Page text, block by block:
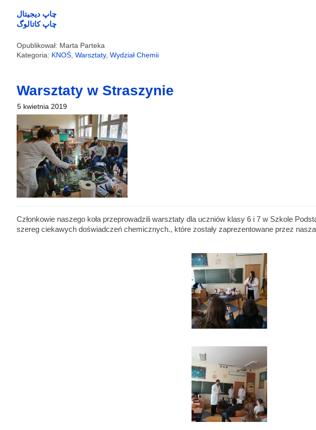
چاپ دیجیتال
چاپ کاتالوگ
Opublikował: Marta Parteka
Kategoria: KNOŚ ,Warsztaty,Wydział Chemii
Warsztaty w Straszynie
5 kwietnia 2019
Członkowie naszego koła przeprowadzili warsztaty dla uczniów klasy 6 i 7 w Szkole
szereg ciekawych doświadczeń chemicznych., które zostały zaprezentowane przez